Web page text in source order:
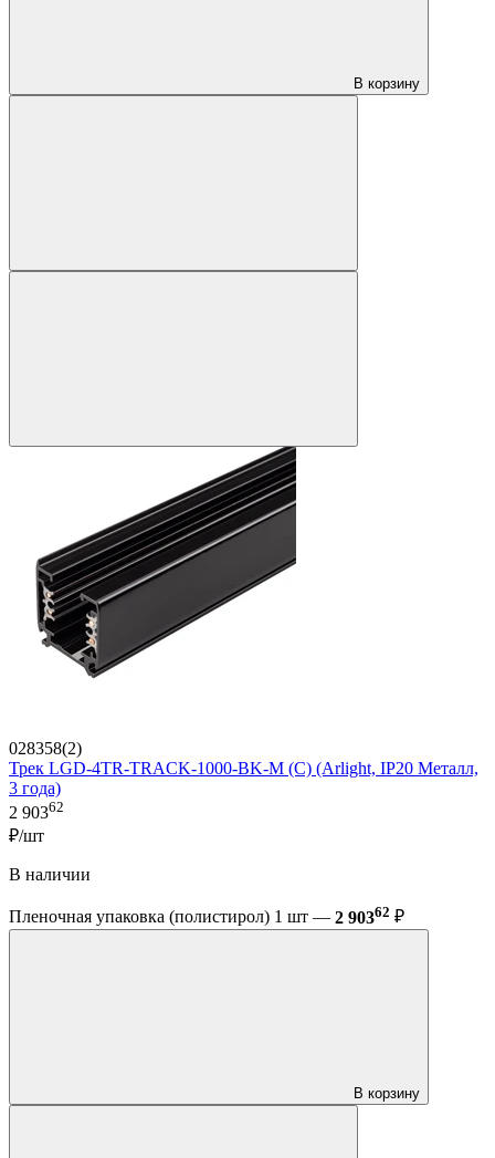
В корзину
028358(2)
Трек LGD-4TR-TRACK-1000-BK-M (C) (Arlight, IP20 Металл,
3 года)
2 90362
₽/шт
В наличии
Пленочная упаковка (полистирол) 1 шт — 2 90362 ₽
В корзину